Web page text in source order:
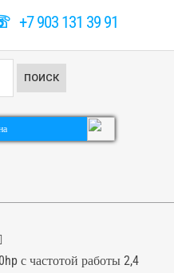
+7 903 131 39 91
ПОИСК
с частотой работы 2,4